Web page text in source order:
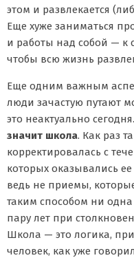
этом и развлекается
Еще хуже заниматься
и работы над собой — к
чтобы всю жизнь
Еще одним важным
люди зачастую путают
это неактуально сегодня.
значит школа. Как раз
корректировалась с
которых оказывались
ведь не приемы,
таким способом ни
пару лет при
Школа — это логика,
человек, как уже